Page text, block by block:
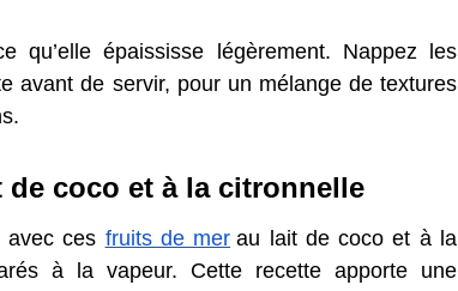
qu’elle épaississe légèrement. Nappez les
avant de servir, pour un mélange de textures
coco et à la citronnelle
avec ces fruits de mer au lait de coco et à la
à la vapeur. Cette recette apporte une